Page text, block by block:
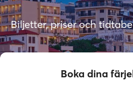
Biljetter, priser och
Boka dina